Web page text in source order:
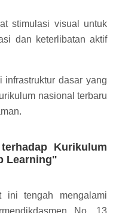
stimulasi visual untuk
dan keterlibatan aktif
infrastruktur dasar yang
nasional terbaru
Kurikulum
Learning"
ini tengah mengalami